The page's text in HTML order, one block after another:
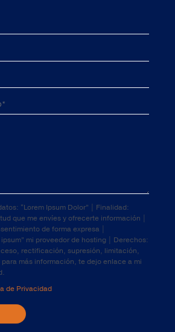
“Lorem Ipsum Dolor” | Finalidad:
que me envíes y ofrecerte información |
de forma expresa |
mi proveedor de hosting | Derechos:
rectificación, supresión, limitación,
más información, te dejo enlace a mi
de Privacidad